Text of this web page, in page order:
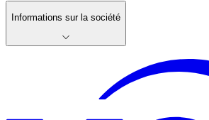
Informations sur la société